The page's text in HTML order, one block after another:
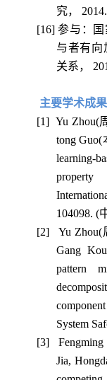
究，
[16]参与：
与者有向
关系，
主要学术成果
[1] Yu Zhou(
tong Guo(
learning-
104098. (
[2]
Yu Zhou(
Gang
pattern
System
[3]
Jia,